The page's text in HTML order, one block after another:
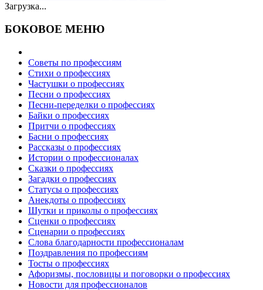
Загрузка...
БОКОВОЕ МЕНЮ
Советы по профессиям
Стихи о профессиях
Частушки о профессиях
Песни о профессиях
Песни-переделки о профессиях
Байки о профессиях
Притчи о профессиях
Басни о профессиях
Рассказы о профессиях
Истории о профессионалах
Сказки о профессиях
Загадки о профессиях
Статусы о профессиях
Анекдоты о профессиях
Шутки и приколы о профессиях
Сценки о профессиях
Сценарии о профессиях
Слова благодарности профессионалам
Поздравления по профессиям
Тосты о профессиях
Афоризмы, пословицы и поговорки о профессиях
Новости для профессионалов